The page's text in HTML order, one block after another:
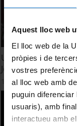
Aquest lloc web
El lloc web de la
pròpies i de
vostres
al lloc web amb
puguin diferenciar
usuaris), amb
interactueu amb
Una visión crítica
Jorge de los Santos
13 April, 2016